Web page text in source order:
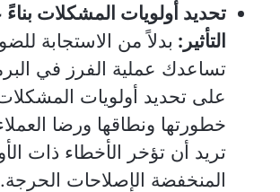
تحديد أولويات المشكلات
التأثير: بدلاً من الاستجابة
تساعدك عملية الفرز في
على تحديد أولويات
خطورتها ونطاقها ورضا
تريد أن تؤخر الأخطاء ذات
المنخفضة الإصلاحات الحرجة.